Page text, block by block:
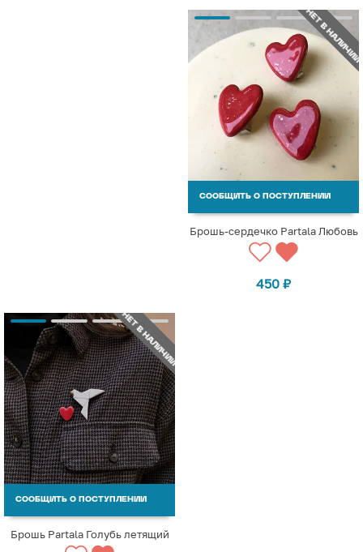
НЕТ В НАЛИЧИИ
СООБЩИТЬ О ПОСТУПЛЕНИИ
Брошь-сердечко Partala Любовь
450 ₽
НЕТ В НАЛИЧИИ
СООБЩИТЬ О ПОСТУПЛЕНИИ
Брошь Partala Голубь летящий